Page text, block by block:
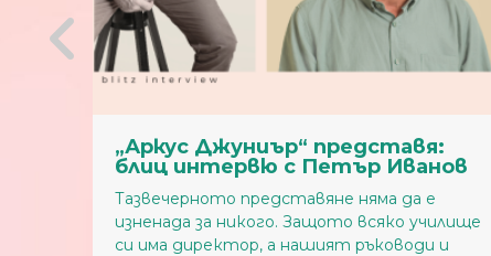
представя:
с Петър Иванов
представяне няма да е
никого. Защото всяко училище
а нашият ръководи и
„Аркус
блиц
Днес Ви
попълнение в
Юлия